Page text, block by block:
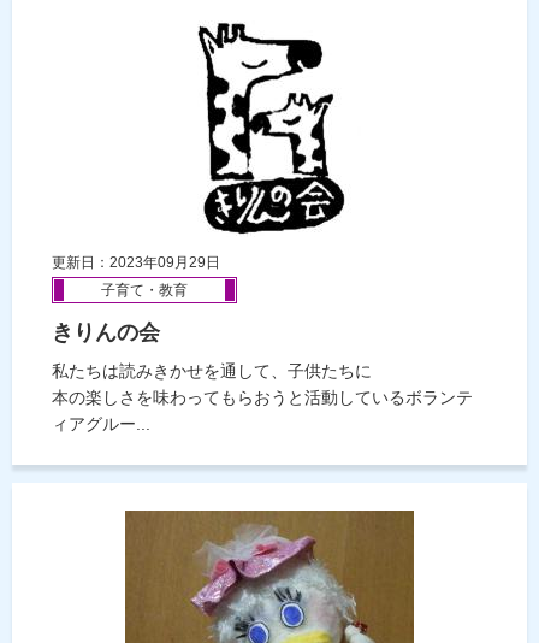
更新日：2023年09月29日
子育て・教育
きりんの会
私たちは読みきかせを通して、子供たちに
本の楽しさを味わってもらおうと活動しているボランテ
ィアグルー...